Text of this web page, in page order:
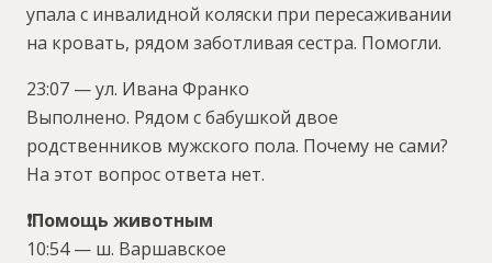
упала с инвалидной коляски при пересаживании
на кровать, рядом заботливая сестра. Помогли.
23:07 — ул. Ивана Франко
Выполнено. Рядом с бабушкой двое
родственников мужского пола. Почему не сами?
На этот вопрос ответа нет.
❗Помощь животным
10:54 — ш. Варшавское